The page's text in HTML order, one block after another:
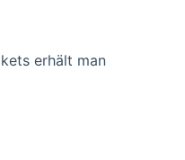
erhält man